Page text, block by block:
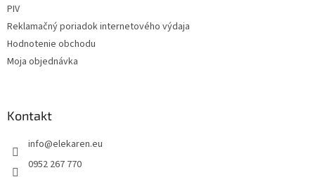
PIV
Reklamačný poriadok internetového výdaja
Hodnotenie obchodu
Moja objednávka
Kontakt
info@elekaren.eu
0952 267 770